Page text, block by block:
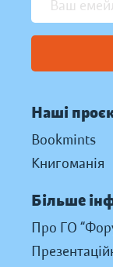
Наші
Bookmints
Книгоманія
Більше
Про ГО